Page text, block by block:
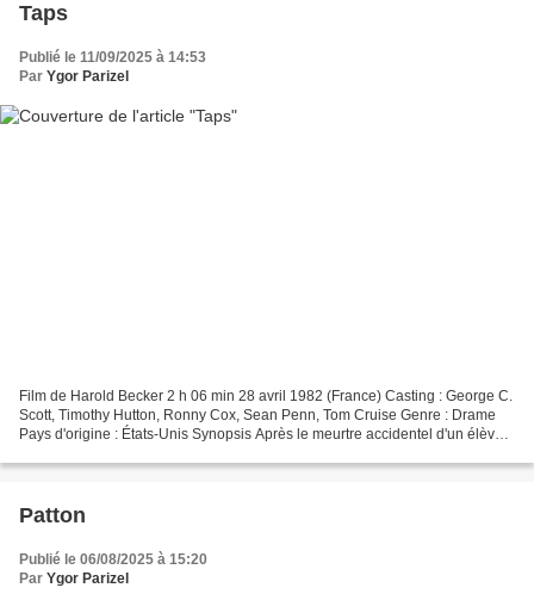
Taps
Publié le 11/09/2025 à 14:53
Par Ygor Parizel
Film de Harold Becker 2 h 06 min 28 avril 1982 (France) Casting : George C.
Scott, Timothy Hutton, Ronny Cox, Sean Penn, Tom Cruise Genre : Drame
Pays d'origine : États-Unis Synopsis Après le meurtre accidentel d'un élève à
Patton
Publié le 06/08/2025 à 15:20
Par Ygor Parizel